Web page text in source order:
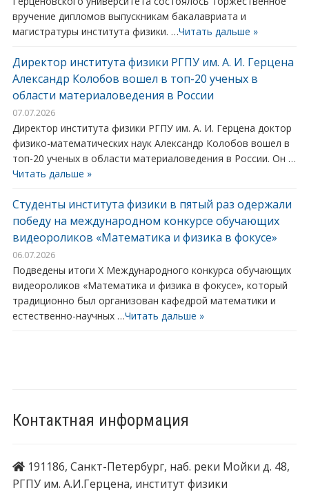
вручение дипломов выпускникам бакалавриата и
магистратуры института физики. …Читать дальше »
Директор института физики РГПУ им. А. И. Герцена
Александр Колобов вошел в топ-20 ученых в
области материаловедения в России
07.07.2026
Директор института физики РГПУ им. А. И. Герцена доктор
физико-математических наук Александр Колобов вошел в
топ-20 ученых в области материаловедения в России. Он …
Читать дальше »
Студенты института физики в пятый раз одержали
победу на международном конкурсе обучающих
видеороликов «Математика и физика в фокусе»
06.07.2026
Подведены итоги X Международного конкурса обучающих
видеороликов «Математика и физика в фокусе», который
традиционно был организован кафедрой математики и
естественно-научных …Читать дальше »
Контактная информация
191186, Санкт-Петербург, наб. реки Мойки д. 48,
РГПУ им. А.И.Герцена, институт физики